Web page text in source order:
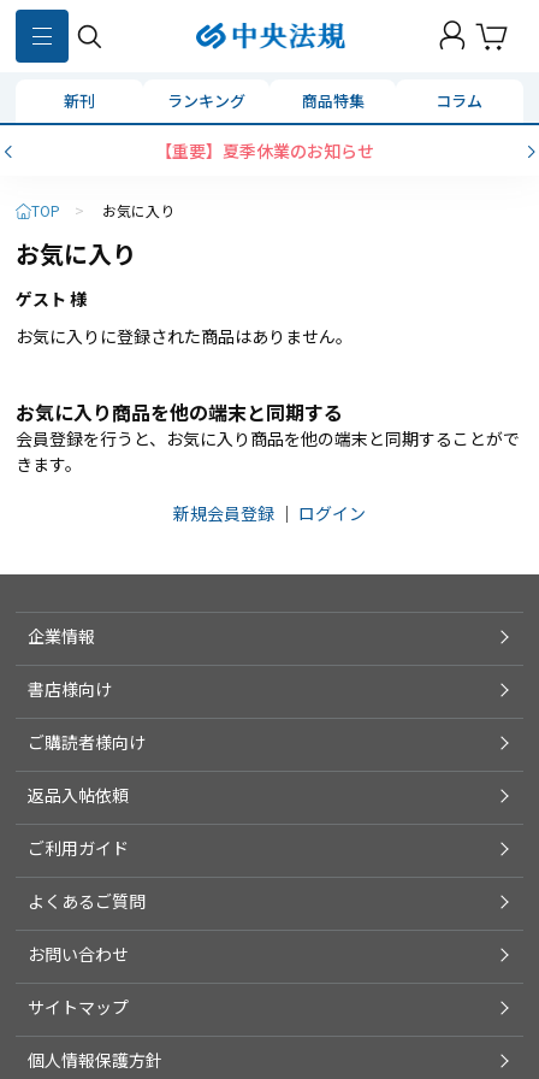
新刊 ランキング 商品特集 コラム
【重要】夏季休業のお知らせ
TOP > お気に入り
お気に入り
ゲスト 様
お気に入りに登録された商品はありません。
お気に入り商品を他の端末と同期する
会員登録を行うと、お気に入り商品を他の端末と同期することがで
きます。
新規会員登録 ｜ ログイン
企業情報
書店様向け
ご購読者様向け
返品入帖依頼
ご利用ガイド
よくあるご質問
お問い合わせ
サイトマップ
個人情報保護方針